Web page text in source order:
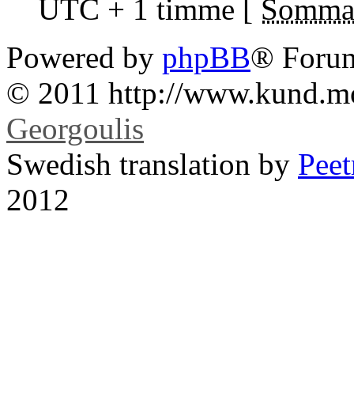
UTC + 1 timme [
Powered by phpBB®
© 2011 http://
Georgoulis
Swedish translation by
2012